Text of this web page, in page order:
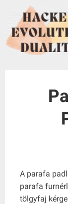
A parafa
parafa
tölgyfaj